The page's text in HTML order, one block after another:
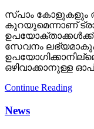
സ്പാം കോളുകളും
കുറയുമെന്നാണ്
സേവനം
ഒഴിവാക്കാനുള്ള
Continue Reading
News